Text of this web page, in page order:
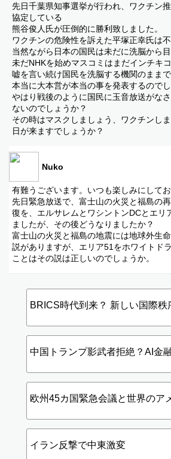
先日千葉県知事選挙が行われ、ワクチン
協定している
熊谷俊人氏が圧倒的に勝利致しました。
ワクチンの危険性を訴えた平塚正幸氏は不
当然ながら日本の国民は未だに洗脳から目
未だNHKを始めマスコミはまだインチキ
嘘を言い続け国民を洗脳する機関のままで
本当に大本営が本当の事を発表するので
やはり戦後のように国民に玉音放送がな
ないのでしょうか？
その時はマスクしましょう、ワクチンし
日が来ますでしょうか？
Nuko
有難うございます。いつも楽しみにしてお
先日緊急放送で、富士山の火災と福島の
復を、エルサレムとワシントンDCとエリ
ましたが、その後どうなりましたか？
富士山の火災と福島の地震には地球外生
説がありますが、エリア51をホワイトド
ことはその説は正しいのでしょうか。
BRICS時代到来？ 新しい国際秩
中国トランプ影武者拒絶？AI金
欧州45カ国緊急会議と世界のア
イラン反撃で中東激変